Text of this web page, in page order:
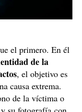
el primero. En él
de la
, el objetivo es
causa extrema.
de la víctima o